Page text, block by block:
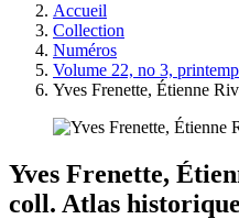
Accueil
Collection
Numéros
Volume 22, no 3,
Yves Frenette, Étienne
Yves Frenette,
coll. Atlas